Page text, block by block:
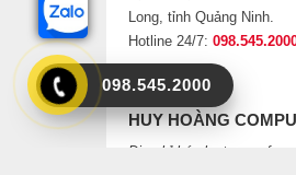
Long, tỉnh Quảng Ninh.
Hotline 24/7:
HUY HOÀNG
Địa chỉ bán laptop
098.545.2000